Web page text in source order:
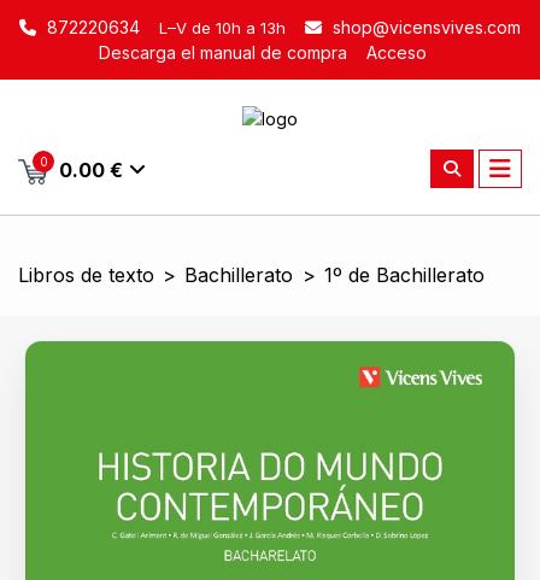
872220634 L–V de 10h a 13h
shop@vicensvives.com
Descarga el manual de compra
Acceso
0 0.00 €
Libros de texto > Bachillerato > 1º de Bachillerato